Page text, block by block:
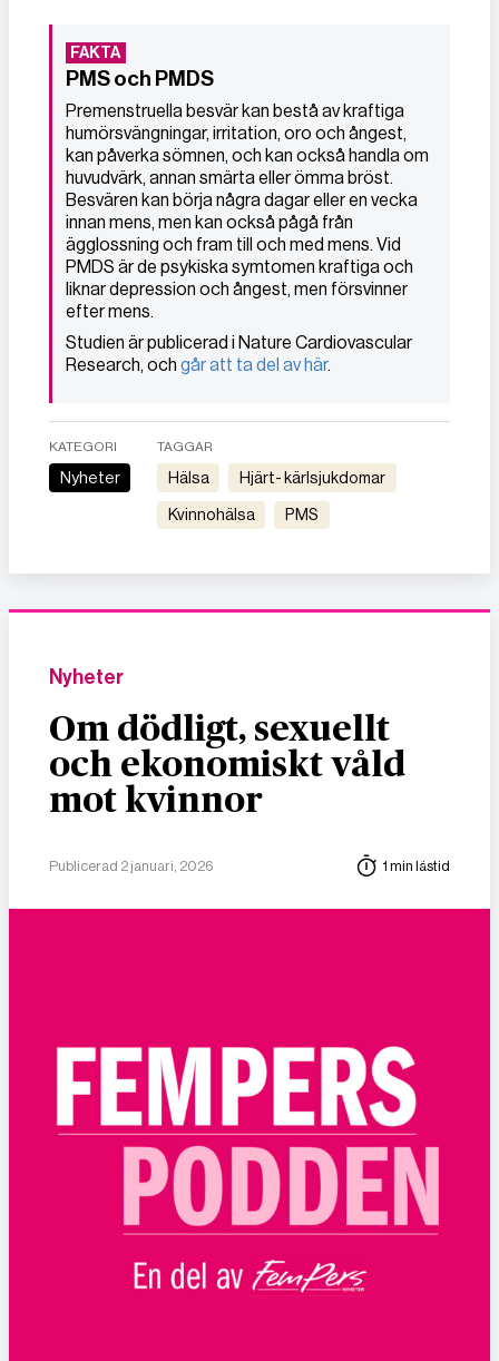
PMS och PMDS
Premenstruella besvär kan bestå av kraftiga
humörsvängningar, irritation, oro och ångest,
kan påverka sömnen, och kan också handla om
huvudvärk, annan smärta eller ömma bröst.
Besvären kan börja några dagar eller en vecka
innan mens, men kan också pågå från
ägglossning och fram till och med mens. Vid
PMDS är de psykiska symtomen kraftiga och
liknar depression och ångest, men försvinner
efter mens.
Studien är publicerad i Nature Cardiovascular
Research, och går att ta del av här.
KATEGORI
Nyheter
TAGGAR
hälsa hjärt- kärlsjukdomar
kvinnohälsa PMS
Nyheter
Om dödligt, sexuellt
och ekonomiskt våld
mot kvinnor
Publicerad 2 januari, 2026 1 min lästid